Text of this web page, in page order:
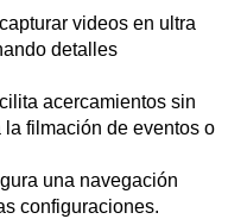
videos en ultra
detalles
acercamientos sin
filmación de eventos o
una navegación
configuraciones.